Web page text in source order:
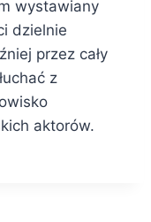
wystawiany
dzielnie
przez cały
z
aktorów.